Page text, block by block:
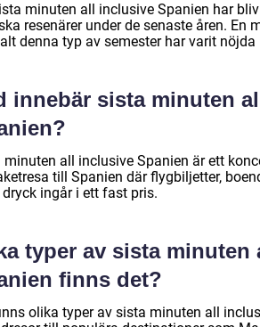
minuten all inclusive Spanien har
resenärer under de senaste åren. En
denna typ av semester har varit nöjda
innebär sista minuten
minuten all inclusive Spanien är ett
till Spanien där flygbiljetter,
dryck ingår i ett fast pris.
typer av sista minuten
finns det?
olika typer av sista minuten all